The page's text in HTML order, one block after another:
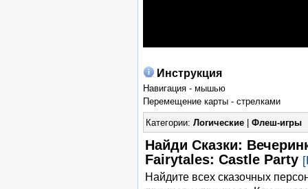
Инструкция
Навигация - мышью
Перемещение карты - стрелками
Категории: Логические| Флеш-игры
Найди Сказки:
Fairytales: Castle Party
Найдите всех сказочных